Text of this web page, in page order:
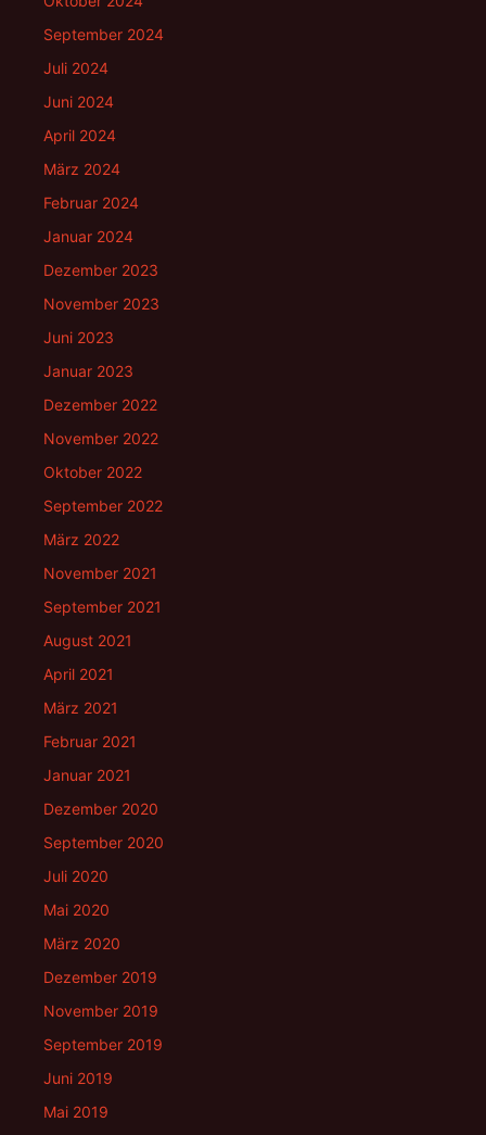
September 2024
Juli 2024
Juni 2024
April 2024
März 2024
Februar 2024
Januar 2024
Dezember 2023
November 2023
Juni 2023
Januar 2023
Dezember 2022
November 2022
Oktober 2022
September 2022
März 2022
November 2021
September 2021
August 2021
April 2021
März 2021
Februar 2021
Januar 2021
Dezember 2020
September 2020
Juli 2020
Mai 2020
März 2020
Dezember 2019
November 2019
September 2019
Juni 2019
Mai 2019